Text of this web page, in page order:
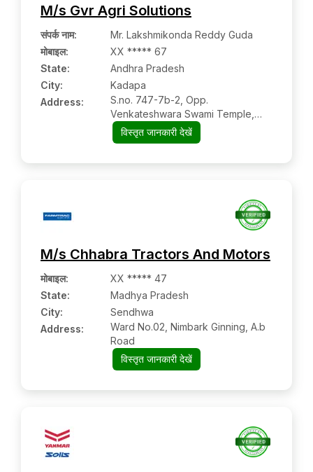
M/s Gvr Agri Solutions
संपर्क नाम:
Mr. Lakshmikonda Reddy Guda
मोबाइल:
XX ***** 67
State:
Andhra Pradesh
City:
Kadapa
Address:
S.no. 747-7b-2, Opp.
Venkateshwara Swami Temple,
Kadapa:- 516003, Kadapa, Andhra
Pradesh
विस्तृत जानकारी देखें
M/s Chhabra Tractors And Motors
मोबाइल:
XX ***** 47
State:
Madhya Pradesh
City:
Sendhwa
Address:
Ward No.02, Nimbark Ginning, A.b
Road
विस्तृत जानकारी देखें